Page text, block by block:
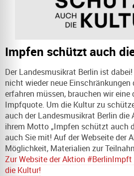
Impfen schützt auch
Der Landesmusikrat Berlin ist
nicht wieder neue Einschränkungen
erfahren müssen, brauchen wir eine
Impfquote. Um die Kultur zu
auch der Landesmusikrat Berlin
ihrem Motto „Impfen schützt auch
auch Sie mit! Auf der Webseite der
Möglichkeit, Materialien zur
Zur Website der Aktion
die Kultur!